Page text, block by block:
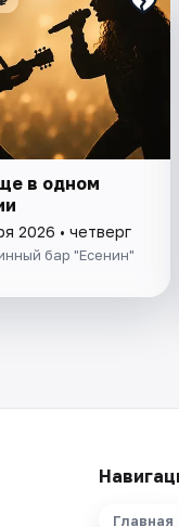
в одном
2026 • четверг
бар "Есенин"
Главная